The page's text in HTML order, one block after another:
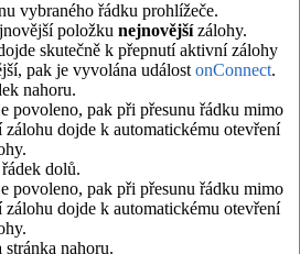
vybraného řádku prohlížeče.
položku nejnovějšízálohy.
skutečně k přepnutí aktivní zálohy
pak je vyvolána událost onConnect.
nahoru.
povoleno, pak při přesunu řádku mimo
zálohu dojde k automatickému otevření
dolů.
povoleno, pak při přesunu řádku mimo
zálohu dojde k automatickému otevření
stránka nahoru.